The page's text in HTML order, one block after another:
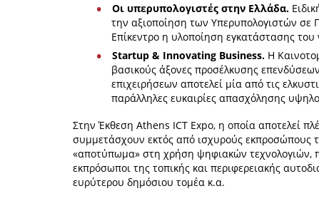
Οι υπερυπολογιστές στην Ελλάδα.
την αξιοποίηση των Υπερυπολογιστών σε
Επίκεντρο η υλοποίηση εγκατάστασης
Startup & Innovating Business.Η
βασικούς άξονες προσέλκυσης
επιχειρήσεων αποτελεί μία από τις
παράλληλες ευκαιρίες απασχόλησης
Στην Έκθεση Athens ICΤ Expo, η οποία αποτελεί
συμμετάσχουν εκτός από ισχυρούς εκπροσώπους
«αποτύπωμα» στη χρήση ψηφιακών τεχνολογιών,
εκπρόσωποι της τοπικής και περιφερειακής
ευρύτερου δημόσιου τομέα κ.α.